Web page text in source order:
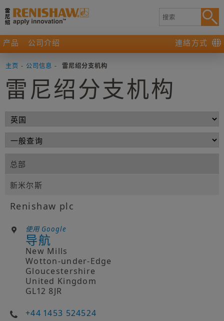
产品 公司介绍 連絡方式
主页 - 公司信息 - 雷尼绍分支机构
雷尼绍分支机构
总部
新米尔斯
Renishaw plc
使用 Google
导航
New Mills
Wotton-under-Edge
Gloucestershire
United Kingdom
GL12 8JR
+44 1453 524524